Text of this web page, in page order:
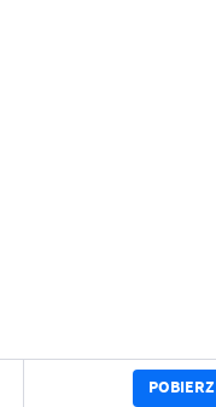
POBIERZ